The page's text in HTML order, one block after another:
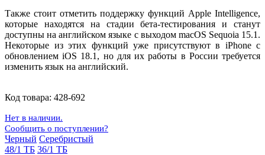
Также стоит отметить поддержку функций Apple Intelligence,
которые находятся на стадии бета-тестирования и станут
доступны на английском языке с выходом macOS Sequoia 15.1.
Некоторые из этих функций уже присутствуют в iPhone с
обновлением iOS 18.1, но для их работы в России требуется
изменить язык на английский.
Код товара: 428-692
Нет в наличии.
Сообщить о поступлении?
Черный Серебристый
48/1 ТБ 36/1 ТБ